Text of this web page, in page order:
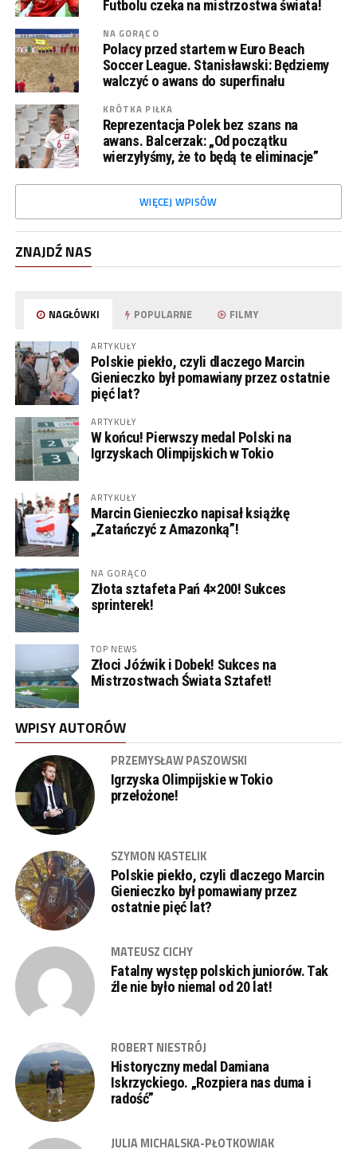
Futbolu czeka na mistrzostwa świata!
NA GORĄCO
Polacy przed startem w Euro Beach
Soccer League. Stanisławski: Będziemy
walczyć o awans do superfinału
KRÓTKA PIŁKA
Reprezentacja Polek bez szans na
awans. Balcerzak: „Od początku
wierzyłyśmy, że to będą te eliminacje”
WIĘCEJ WPISÓW
ZNAJDŹ NAS
NAGŁÓWKI POPULARNE FILMY
ARTYKUŁY
Polskie piekło, czyli dlaczego Marcin
Gienieczko był pomawiany przez ostatnie
pięć lat?
ARTYKUŁY
W końcu! Pierwszy medal Polski na
Igrzyskach Olimpijskich w Tokio
ARTYKUŁY
Marcin Gienieczko napisał książkę
„Zatańczyć z Amazonką”!
NA GORĄCO
Złota sztafeta Pań 4×200! Sukces
sprinterek!
TOP NEWS
Złoci Jóźwik i Dobek! Sukces na
Mistrzostwach Świata Sztafet!
WPISY AUTORÓW
PRZEMYSŁAW PASZOWSKI
Igrzyska Olimpijskie w Tokio
przełożone!
SZYMON KASTELIK
Polskie piekło, czyli dlaczego Marcin
Gienieczko był pomawiany przez
ostatnie pięć lat?
MATEUSZ CICHY
Fatalny występ polskich juniorów. Tak
źle nie było niemal od 20 lat!
ROBERT NIESTRÓJ
Historyczny medal Damiana
Iskrzyckiego. „Rozpiera nas duma i
radość”
JULIA MICHALSKA-PŁOTKOWIAK